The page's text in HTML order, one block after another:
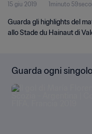
15 giu 2019 1minuto
Guarda gli highlights del
allo Stade du Hainaut di
Guarda ogni
a del Mondo
a 2019